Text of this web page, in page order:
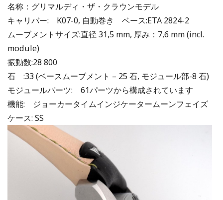
名称：グリマルディ・ザ・クラウンモデル
キャリバー: K07-0, 自動巻き ベース:ETA 2824-2
ムーブメントサイズ:直径 31,5 mm, 厚み：7,6 mm (incl.
module)
振動数:28 800
石 :33 (ベースムーブメント – 25 石, モジュール部-8 石)
モジュールパーツ: 61パーツから構成されています
機能: ジョーカータイムインジケータームーンフェイズ
ケース: SS